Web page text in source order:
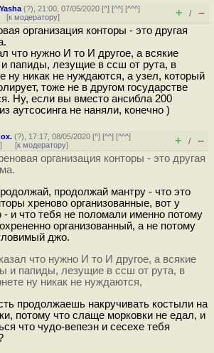
(?), 21:00, 07/05/2020 [^] [^^] [^^^]
[к модератору] + / –
организация конторы - это другая
что нужно И то И другое, а всякие
папиды, лезущие в ссш от рута, в
ну никак не нуждаются, а узел, который
тоже не в другом государстве
Ну, если вы вместо ансибла 200
аутсосинга не наняли, конечно )
(?), 17:17, 08/05/2020 [^] [^^] [^^^]
] [к модератору] + / –
организация конторы - это другая
продолжай мантру - что это
хреново организованные, вот у
- и что тебя не поломали именно потому
организованный, а не потому
джо.
что нужно И то И другое, а всякие
и папиды, лезущие в ссш от рута, в
ну никак не нуждаются,
продолжаешь накручивать костыли на
потому что слаще морковки не едал, и
что чудо-вепеэн и сесехе тебя